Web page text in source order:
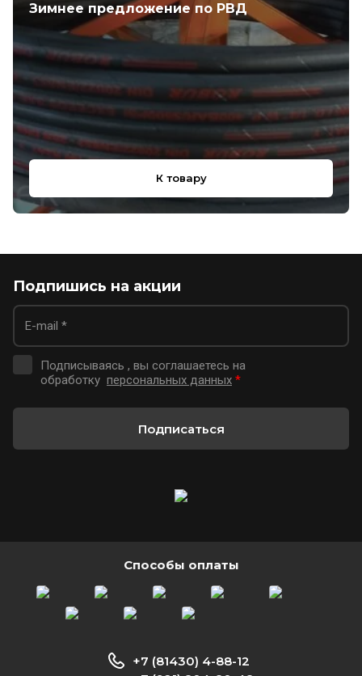
Зимнее предложение по РВД
К товару
Подпишись на акции
Подписываясь , вы соглашаетесь на
обработку персональных данных *
Подписаться
Способы оплаты
+7 (81430) 4-88-12